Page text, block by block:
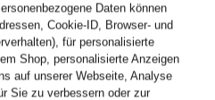
Daten können
Cookie-ID, Browser- und
für personalisierte
Shop, personalisierte Anzeigen
auf unserer Webseite, Analyse
Sie zu verbessern oder zur